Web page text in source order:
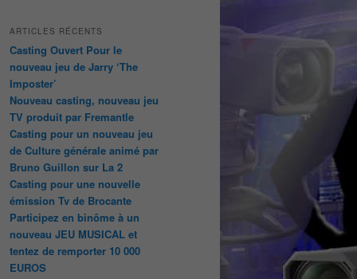
ARTICLES RÉCENTS
Casting Ouvert Pour le
nouveau jeu de Jarry ‘The
Imposter’
Nouveau casting, nouveau jeu
TV produit par Fremantle
Casting pour un nouveau jeu
de Culture générale animé par
Bruno Guillon sur La 2
Casting pour une nouvelle
émission Tv de Brocante
Participez en binôme à un
nouveau JEU MUSICAL et
tentez de remporter 10 000
EUROS